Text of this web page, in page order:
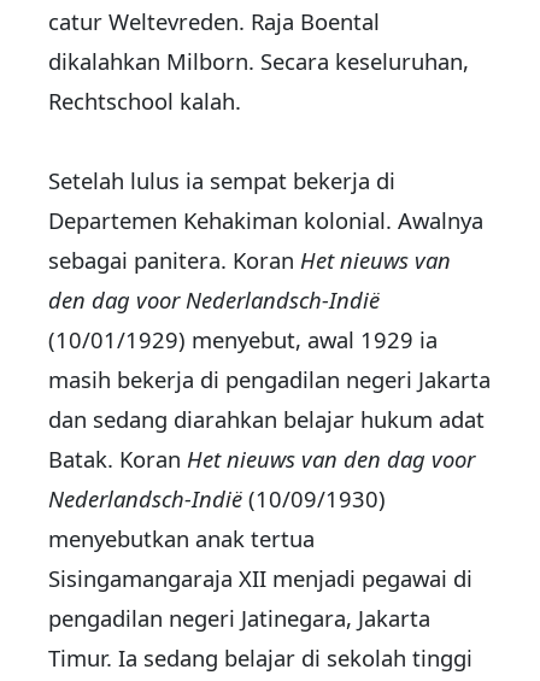
catur Weltevreden. Raja Boental
dikalahkan Milborn. Secara keseluruhan,
Rechtschool kalah.
Setelah lulus ia sempat bekerja di
Departemen Kehakiman kolonial. Awalnya
sebagai panitera. Koran Het nieuws van
den dag voor Nederlandsch-Indië
(10/01/1929) menyebut, awal 1929 ia
masih bekerja di pengadilan negeri Jakarta
dan sedang diarahkan belajar hukum adat
Batak. Koran Het nieuws van den dag voor
Nederlandsch-Indië (10/09/1930)
menyebutkan anak tertua
Sisingamangaraja XII menjadi pegawai di
pengadilan negeri Jatinegara, Jakarta
Timur. Ia sedang belajar di sekolah tinggi